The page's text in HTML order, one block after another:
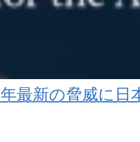
最新の脅威に日